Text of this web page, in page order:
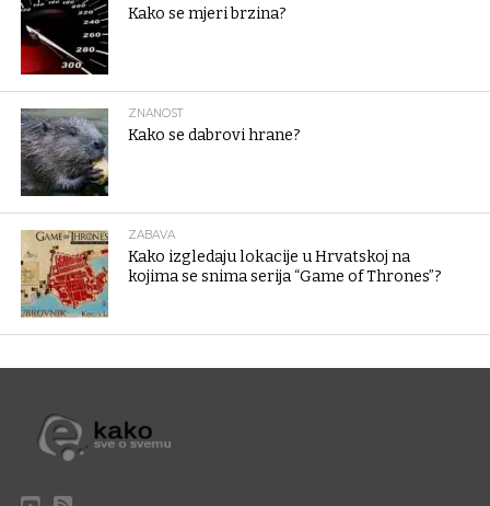
Kako se mjeri brzina?
ZNANOST
Kako se dabrovi hrane?
ZABAVA
Kako izgledaju lokacije u Hrvatskoj na
kojima se snima serija “Game of Thrones”?